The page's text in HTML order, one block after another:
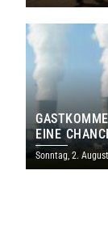
EINE
SAARLAND
Sonntag, 2.